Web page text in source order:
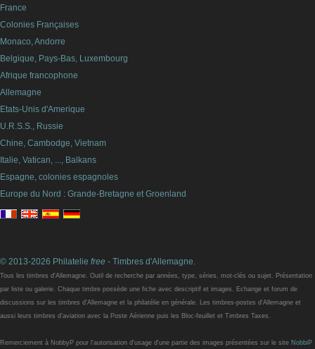
France
Colonies Françaises
Monaco, Andorre
Belgique, Pays-Bas, Luxembourg
Afrique francophone
Allemagne
Etats-Unis d'Amerique
U.R.S.S., Russie
Chine, Cambodge, Vietnam
Italie, Vatican, ..., Balkans
Espagne, colonies espagnoles
Europe du Nord : Grande-Bretagne et Groenland
© 2013-2026 Philatelie free - Timbres d'Allemagne.
Tous les timbres d'Allemagne. Outil de recherche par années, type, séries, mot-clés ou sujet. Présentation
par liste ou galerie. Chaque timbre possède une fiche avec descriptif et images. Echange et forum de
discussions sur les timbres d'Allemagne et la philatélie en générale. Les timbres-postes d'Allemagne et
aussi leurs timbres d'aviation avec la Poste Aérienne puis les Bloc-feuillet et Timbres Taxes.
Remerciement à NobbyP pour l'autorisation d'usage d'une partie des images présentées sur le site NobbiP